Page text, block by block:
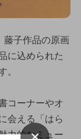
藤子作品の原画
に込められた
。
コーナーやオ
会える「はら
力的なミュー